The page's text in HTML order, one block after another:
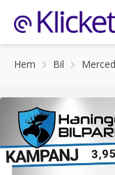
Hem Bil